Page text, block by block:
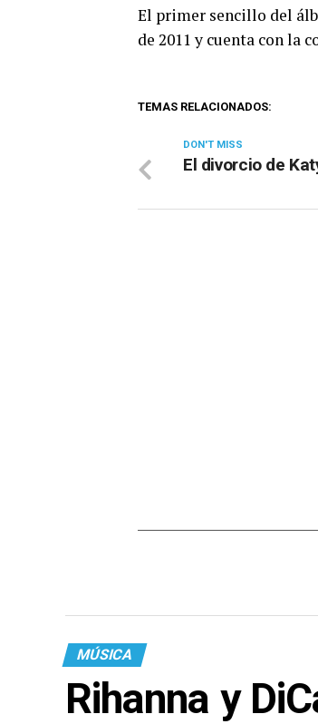
El primer sencillo del
de 2011 y cuenta con la
TEMAS RELACIONADOS:
DON'T MISS
El divorcio de
MÚSICA
Rihanna y